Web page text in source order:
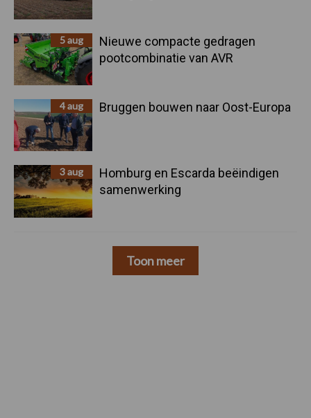
5 aug
Nieuwe compacte gedragen
pootcombinatie van AVR
4 aug Bruggen bouwen naar Oost-Europa
3 aug
Homburg en Escarda beëindigen
samenwerking
Toon meer